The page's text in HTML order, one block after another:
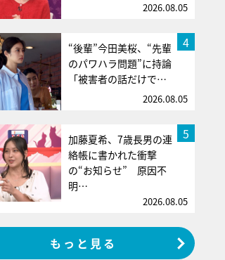
2026.08.05
4
“後輩”今田美桜、“先輩
のパワハラ問題”に持論
「被害者の話だけで…
2026.08.05
5
加藤夏希、7歳長男の連
絡帳に書かれた衝撃
の“お知らせ” 原因不
明…
2026.08.05
もっと見る